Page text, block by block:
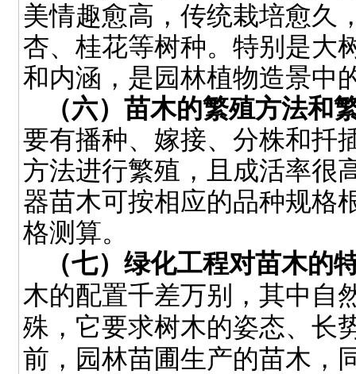
美情趣愈高，传统栽培愈久
杏、桂花等树种。特别是大
和内涵，是园林植物造景中
（六）苗木的繁殖方法和
要有播种、嫁接、分株和扦
方法进行繁殖，且成活率很
器苗木可按相应的品种规格
格测算。
（七）绿化工程对苗木的
木的配置千差万别，其中自
殊，它要求树木的姿态、长
前，园林苗圃生产的苗木，